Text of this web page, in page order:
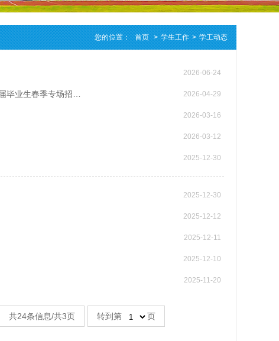
您的位置： 首页 > 学生工作 > 学工动态
2026-06-24
2026-04-29
毕业生春季专场招…
2026-03-16
2026-03-12
2025-12-30
2025-12-30
2025-12-12
2025-12-11
2025-12-10
2025-11-20
共24条信息/共3页 转到第 页